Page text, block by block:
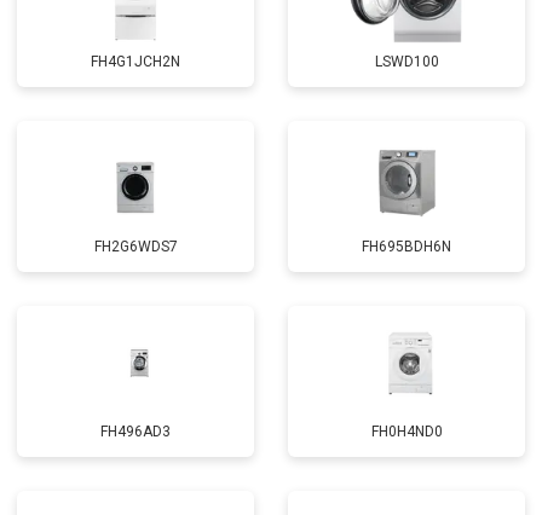
Корпусный ремонт (замена резинок,
креплений, кнопок)
от 1850 ₽ Заказать
Замена амортизаторов от 2000 ₽
Замена мотора от 3800 ₽ Заказать
FH4G1JCH2N LSWD100
FH2G6WDS7 FH695BDH6N
FH496AD3 FH0H4ND0